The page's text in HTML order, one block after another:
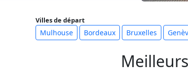
Villes de départ
Mulhouse Bordeaux Bruxelles